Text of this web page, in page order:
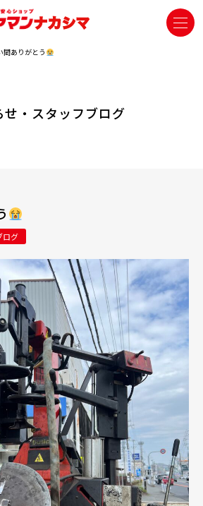
間ありがとう
せ・スタッフブログ
ログ